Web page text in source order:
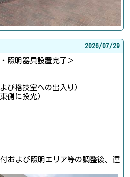
2026/07/29
照明器具設置完了＞
び格技室への出入り）
側に投光）
および照明エリア等の調整後、運